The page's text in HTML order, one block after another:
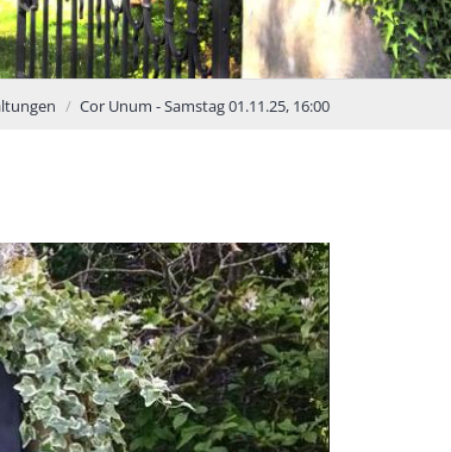
Cor Unum - Samstag 01.11.25, 16:00